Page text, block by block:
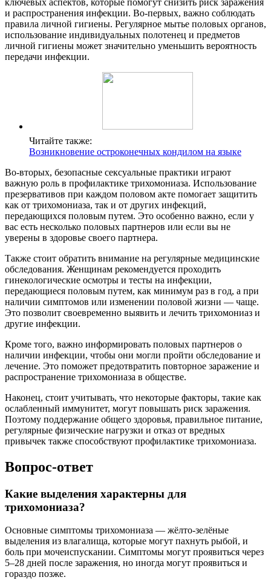
и распространения инфекции. Во-первых, важно соблюдать
правила личной гигиены. Регулярное мытье половых органов,
использование индивидуальных полотенец и предметов
личной гигиены может значительно уменьшить вероятность
передачи инфекции.
Читайте также:
Возникновение остроконечных кондилом на языке
Во-вторых, безопасные сексуальные практики играют
важную роль в профилактике трихомониаза. Использование
презервативов при каждом половом акте помогает защитить
как от трихомониаза, так и от других инфекций,
передающихся половым путем. Это особенно важно, если у
вас есть несколько половых партнеров или если вы не
уверены в здоровье своего партнера.
Также стоит обратить внимание на регулярные медицинские
обследования. Женщинам рекомендуется проходить
гинекологические осмотры и тесты на инфекции,
передающиеся половым путем, как минимум раз в год, а при
наличии симптомов или изменении половой жизни — чаще.
Это позволит своевременно выявить и лечить трихомониаз и
другие инфекции.
Кроме того, важно информировать половых партнеров о
наличии инфекции, чтобы они могли пройти обследование и
лечение. Это поможет предотвратить повторное заражение и
распространение трихомониаза в обществе.
Наконец, стоит учитывать, что некоторые факторы, такие как
ослабленный иммунитет, могут повышать риск заражения.
Поэтому поддержание общего здоровья, правильное питание,
регулярные физические нагрузки и отказ от вредных
привычек также способствуют профилактике трихомониаза.
Вопрос-ответ
Какие выделения характерны для
трихомониаза?
Основные симптомы трихомониаза — жёлто-зелёные
выделения из влагалища, которые могут пахнуть рыбой, и
боль при мочеиспускании. Симптомы могут проявиться через
5–28 дней после заражения, но иногда могут проявиться и
гораздо позже.